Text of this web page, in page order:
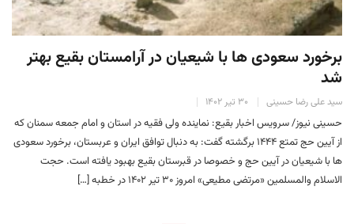
برخورد سعودی ها با شیعیان در آرامستان بقیع بهتر
شد
سید علی رضا حسینی ۳۰ تیر ۱۴۰۲
حسینی نیوز/ سرویس اخبار بقیع: نماینده ولی فقیه در استان و امام جمعه سمنان که
از آیین حج تمتع ۱۴۴۴ برگشته گفت: به دنبال توافق ایران و عربستان، برخورد سعودی
ها با شیعیان در آیین حج و خصوصا در قبرستان بقیع بهبود یافته است. حجت
الاسلام والمسلمین «مرتضی مطیعی» امروز ۳۰ تیر ۱۴۰۲ در خطبه […]